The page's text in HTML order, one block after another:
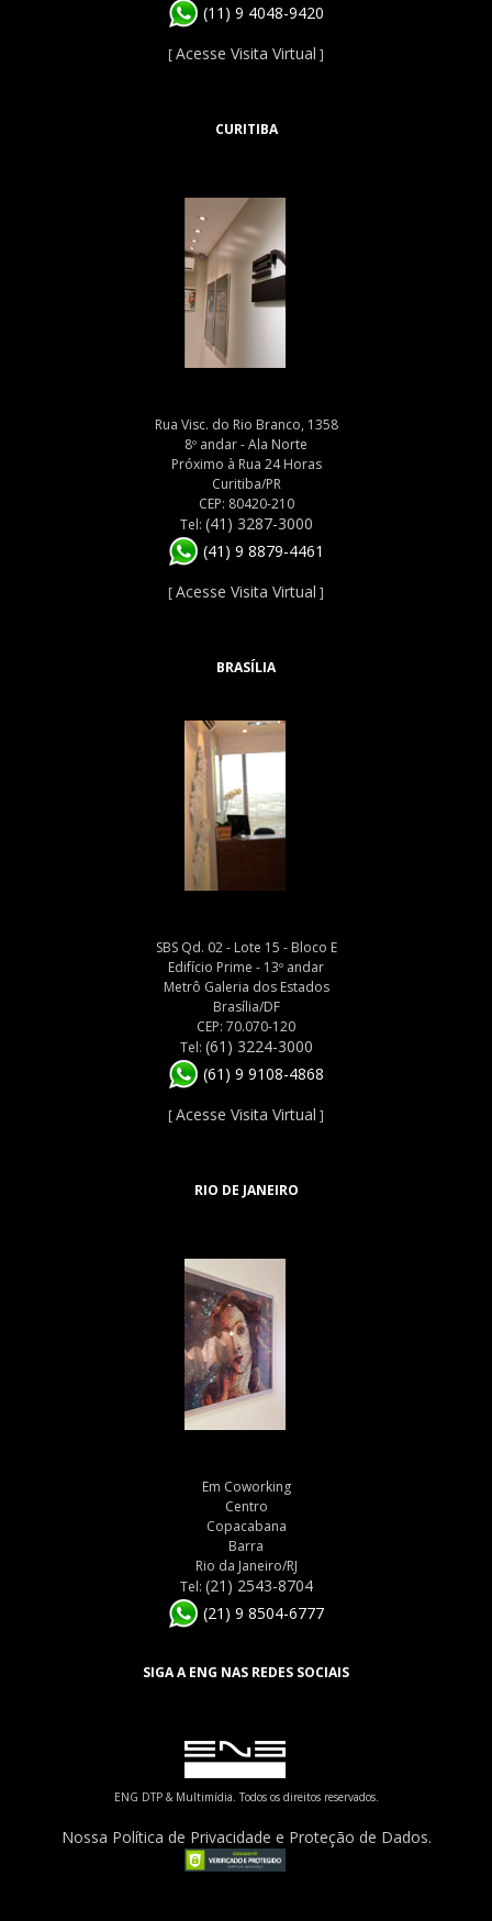
(11) 9 4048-9420
[Acesse Visita Virtual ]
CURITIBA
Rua Visc. do Rio Branco, 1358
8º andar - Ala Norte
Próximo à Rua 24 Horas
Curitiba/PR
CEP: 80420-210
Tel: (41) 3287-3000
(41) 9 8879-4461
[Acesse Visita Virtual ]
BRASÍLIA
SBS Qd. 02 - Lote 15 - Bloco E
Edifício Prime - 13º andar
Metrô Galeria dos Estados
Brasília/DF
CEP: 70.070-120
Tel: (61) 3224-3000
(61) 9 9108-4868
[Acesse Visita Virtual ]
RIO DE JANEIRO
Em Coworking
Centro
Copacabana
Barra
Rio da Janeiro/RJ
Tel: (21) 2543-8704
(21) 9 8504-6777
SIGA A ENG NAS REDES SOCIAIS
ENG DTP & Multimídia. Todos os direitos reservados.
Nossa Política de Privacidade e Proteção de Dados.